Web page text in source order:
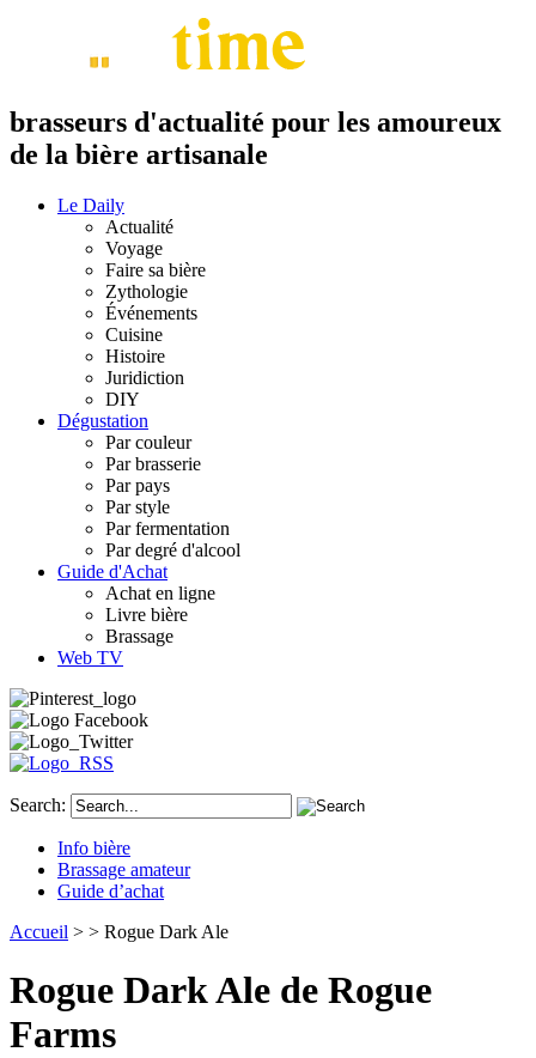
brasseurs d'actualité pour les amoureux
de la bière artisanale
Le Daily
Actualité
Voyage
Faire sa bière
Zythologie
Événements
Cuisine
Histoire
Juridiction
DIY
Dégustation
Par couleur
Par brasserie
Par pays
Par style
Par fermentation
Par degré d'alcool
Guide d'Achat
Achat en ligne
Livre bière
Brassage
Web TV
Search:
Info bière
Brassage amateur
Guide d’achat
Accueil > > Rogue Dark Ale
Rogue Dark Ale de Rogue
Farms